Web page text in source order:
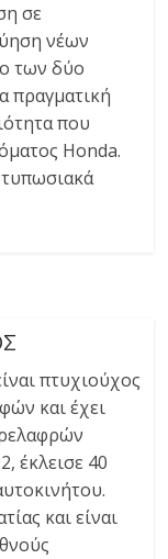
σε
νέων
των δύο
πραγματική
που
Honda.
πτυχιούχος
και έχει
έκλεισε 40
και είναι